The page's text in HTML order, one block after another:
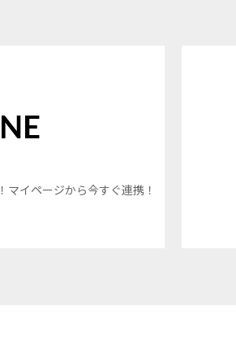
イページから今すぐ連携！